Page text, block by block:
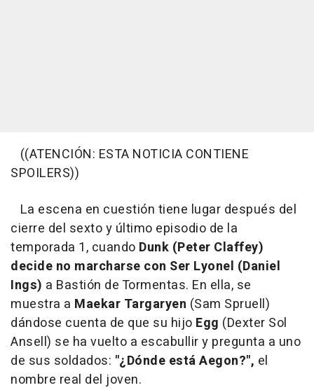
((ATENCIÓN: ESTA NOTICIA CONTIENE
SPOILERS))
La escena en cuestión tiene lugar después del
cierre del sexto y último episodio de la
temporada 1, cuando Dunk (Peter Claffey)
decide no marcharse con Ser Lyonel (Daniel
Ings) a Bastión de Tormentas. En ella, se
muestra a Maekar Targaryen (Sam Spruell)
dándose cuenta de que su hijo Egg (Dexter Sol
Ansell) se ha vuelto a escabullir y pregunta a uno
de sus soldados: "¿Dónde está Aegon?", el
nombre real del joven.